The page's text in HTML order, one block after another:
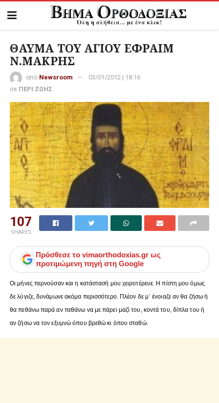
ΘΑΥΜΑ ΤΟΥ ΑΓΙΟΥ ΕΦΡΑΙΜ
Ν.ΜΑΚΡΗΣ
από Newsroom
03/01/2012 | 18:16
σε ΠΕΡΙ ΖΩΗΣ
107
SHARES
Πρόσθεσε το vimaorthodoxias.gr ως
προτιμώμενη πηγή στη Google
Οι μήνες περνούσαν και η κατάστασή μου χειροτέρευε. Η πίστη μου όμως
δε λύγιζε, δυνάμωνε ακόμα περισσότερο. Πλέον δε μ΄ ένοιαζε αν θα ζήσω ή
θα πεθάνω παρά αν πεθάνω να με πάρει μαζί του, κοντά του, δίπλα του ή
αν ζήσω να τον εξυμνώ όπου βρεθώ κι όπου σταθώ.